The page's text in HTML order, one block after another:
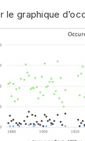
le graphique